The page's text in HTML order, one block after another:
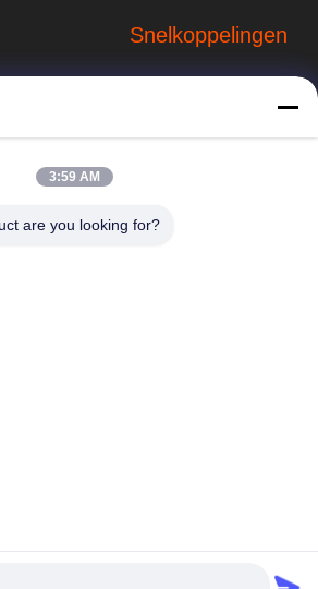
hbkedacc@gmail.com
8188867
Snelkoppelingen
Bedrijfprofiel
Hebei Qiaoda Environmental Protection
3:59 AM
are you looking for?